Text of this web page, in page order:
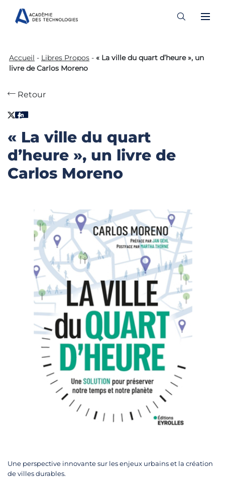
content
Accueil - Libres Propos - « La ville du quart d’heure », un
livre de Carlos Moreno
Retour
« La ville du quart
d’heure », un livre de
Carlos Moreno
Une perspective innovante sur les enjeux urbains et la création
de villes durables.